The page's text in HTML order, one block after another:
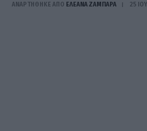
ΑΝΑΡΤΗΘΗΚΕ ΑΠΟ ΕΛΕΑΝΑ ΖΑΜΠΑΡΑ 25